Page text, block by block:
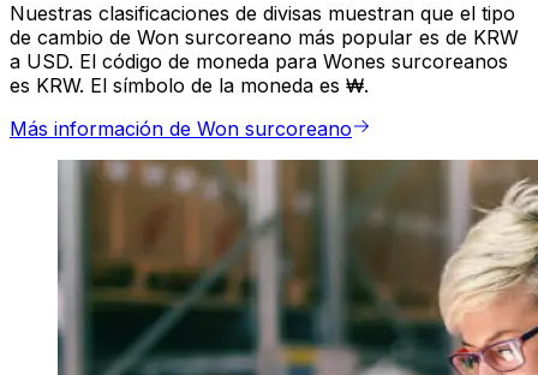
Nuestras clasificaciones de divisas muestran que el tipo
de cambio de Won surcoreano más popular es de KRW
a USD. El código de moneda para Wones surcoreanos
es KRW. El símbolo de la moneda es ₩.
Más información de Won surcoreano